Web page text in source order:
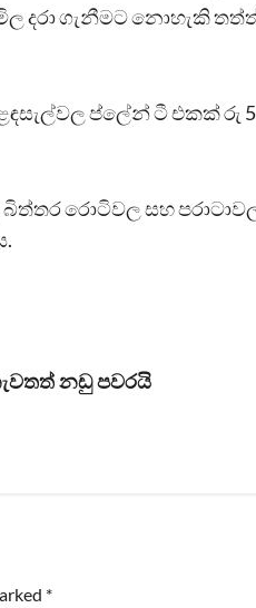
මිල දරා ගැනීමට නොහැකි
ප්ලේන් ටී එකක් රු
රොටිවල සහ
නඩු පවරයි
*